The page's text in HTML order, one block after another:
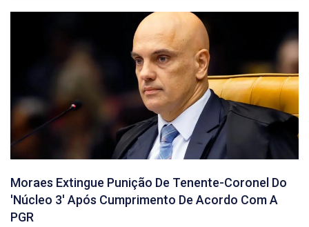
Moraes Extingue Punição De Tenente-Coronel Do
'núcleo 3' Após Cumprimento De Acordo Com A
PGR